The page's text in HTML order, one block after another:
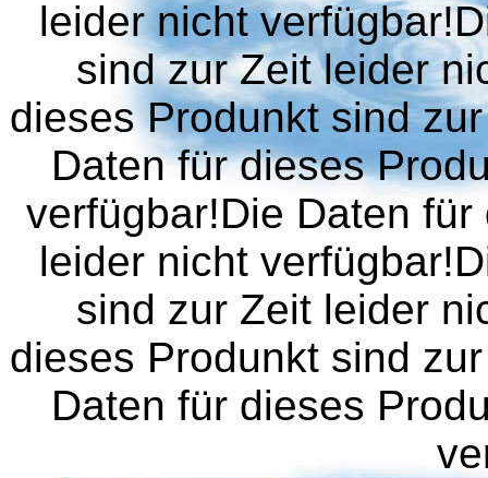
leider nicht
sind zur Zeit leider
dieses Produnkt sind
Daten für dieses
verfügbar!Die Daten
leider nicht
sind zur Zeit leider
dieses Produnkt sind
Daten für dieses